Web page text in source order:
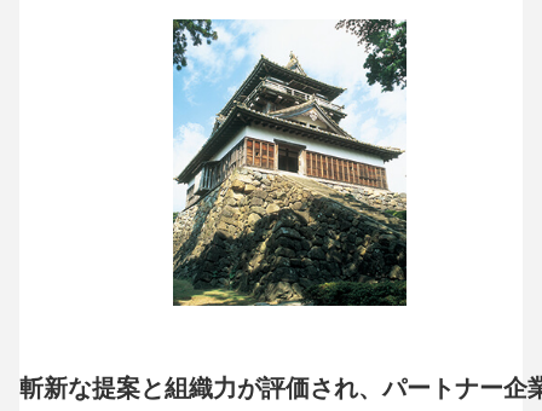
斬新な提案と組織力が評価され、パートナー企